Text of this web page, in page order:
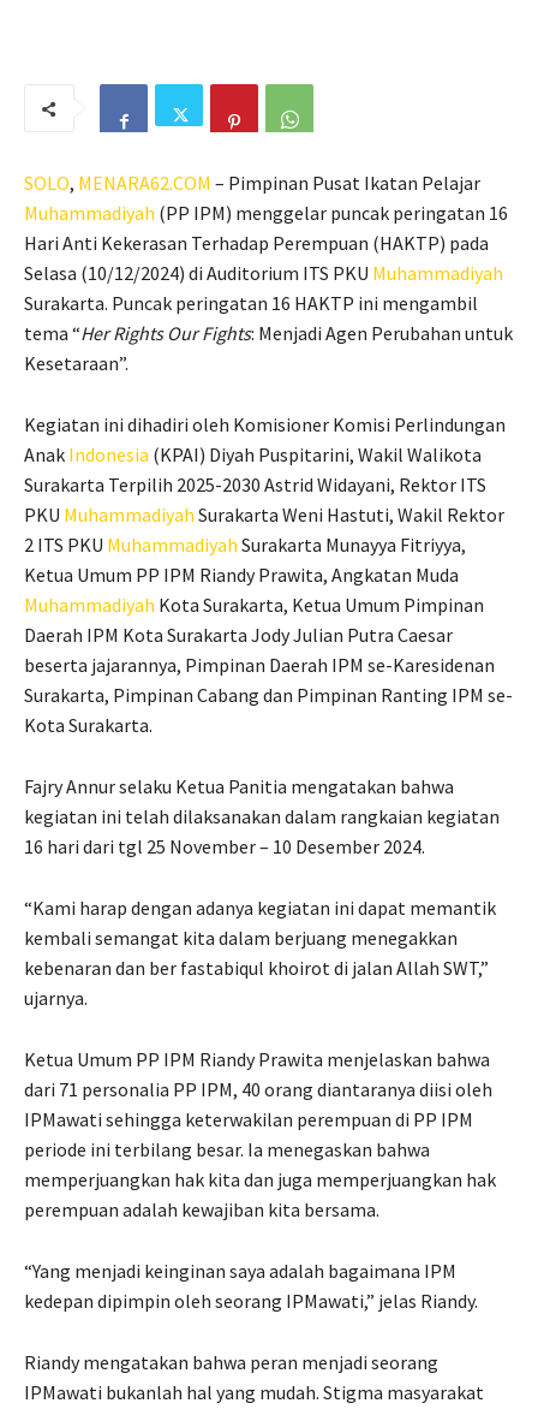
SOLO, MENARA62.COM – Pimpinan Pusat Ikatan Pelajar
Muhammadiyah (PP IPM) menggelar puncak peringatan 16
Hari Anti Kekerasan Terhadap Perempuan (HAKTP) pada
Selasa (10/12/2024) di Auditorium ITS PKU Muhammadiyah
Surakarta. Puncak peringatan 16 HAKTP ini mengambil
tema “Her Rights Our Fights: Menjadi Agen Perubahan untuk
Kesetaraan”.
Kegiatan ini dihadiri oleh Komisioner Komisi Perlindungan
Anak Indonesia (KPAI) Diyah Puspitarini, Wakil Walikota
Surakarta Terpilih 2025-2030 Astrid Widayani, Rektor ITS
PKU Muhammadiyah Surakarta Weni Hastuti, Wakil Rektor
2 ITS PKU Muhammadiyah Surakarta Munayya Fitriyya,
Ketua Umum PP IPM Riandy Prawita, Angkatan Muda
Muhammadiyah Kota Surakarta, Ketua Umum Pimpinan
Daerah IPM Kota Surakarta Jody Julian Putra Caesar
beserta jajarannya, Pimpinan Daerah IPM se-Karesidenan
Surakarta, Pimpinan Cabang dan Pimpinan Ranting IPM se-
Kota Surakarta.
Fajry Annur selaku Ketua Panitia mengatakan bahwa
kegiatan ini telah dilaksanakan dalam rangkaian kegiatan
16 hari dari tgl 25 November – 10 Desember 2024.
“Kami harap dengan adanya kegiatan ini dapat memantik
kembali semangat kita dalam berjuang menegakkan
kebenaran dan ber fastabiqul khoirot di jalan Allah SWT,”
ujarnya.
Ketua Umum PP IPM Riandy Prawita menjelaskan bahwa
dari 71 personalia PP IPM, 40 orang diantaranya diisi oleh
IPMawati sehingga keterwakilan perempuan di PP IPM
periode ini terbilang besar. Ia menegaskan bahwa
memperjuangkan hak kita dan juga memperjuangkan hak
perempuan adalah kewajiban kita bersama.
“Yang menjadi keinginan saya adalah bagaimana IPM
kedepan dipimpin oleh seorang IPMawati,” jelas Riandy.
Riandy mengatakan bahwa peran menjadi seorang
IPMawati bukanlah hal yang mudah. Stigma masyarakat